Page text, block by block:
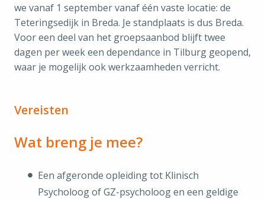
we vanaf 1 september vanaf één vaste locatie: de
Teteringsedijk in Breda. Je standplaats is dus Breda.
Voor een deel van het groepsaanbod blijft twee
dagen per week een dependance in Tilburg geopend,
waar je mogelijk ook werkzaamheden verricht.
Vereisten
Wat breng je mee?
Een afgeronde opleiding tot Klinisch
Psycholoog of GZ-psycholoog en een geldige